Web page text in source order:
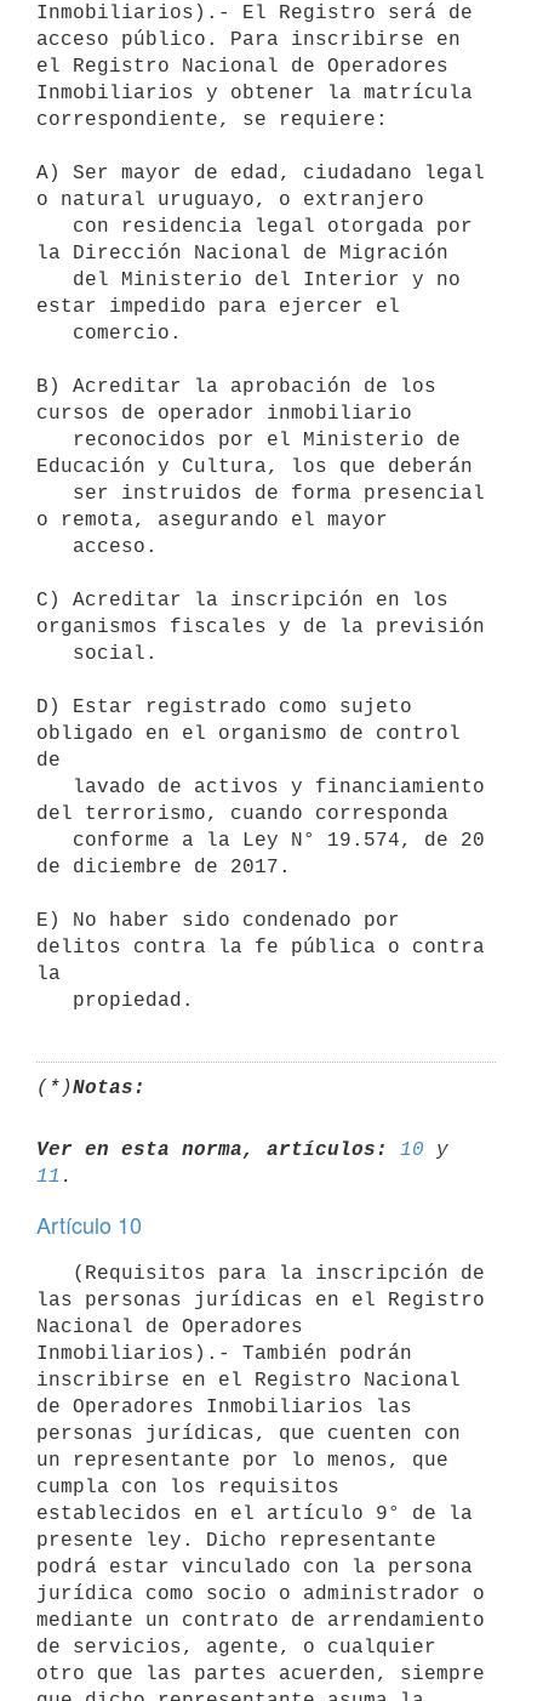
Inmobiliarios).- El Registro será de
acceso público. Para inscribirse en
el Registro Nacional de Operadores
Inmobiliarios y obtener la matrícula
correspondiente, se requiere:
A) Ser mayor de edad, ciudadano legal
o natural uruguayo, o extranjero
la Dirección Nacional de Migración
estar impedido para ejercer el
B) Acreditar la aprobación de los
cursos de operador inmobiliario
Educación y Cultura, los que deberán
o remota, asegurando el mayor
C) Acreditar la inscripción en los
organismos fiscales y de la previsión
D) Estar registrado como sujeto
obligado en el organismo de control
de
del terrorismo, cuando corresponda
de diciembre de 2017.
E) No haber sido condenado por
delitos contra la fe pública o contra
la
(*)Notas:
Ver en esta norma, artículos: 10
11
Artículo 10
las personas jurídicas en el Registro
Nacional de Operadores
Inmobiliarios).- También podrán
inscribirse en el Registro Nacional
de Operadores Inmobiliarios las
personas jurídicas, que cuenten con
un representante por lo menos, que
cumpla con los requisitos
establecidos en el artículo 9° de la
presente ley. Dicho representante
podrá estar vinculado con la persona
jurídica como socio o administrador o
mediante un contrato de arrendamiento
de servicios, agente, o cualquier
otro que las partes acuerden, siempre